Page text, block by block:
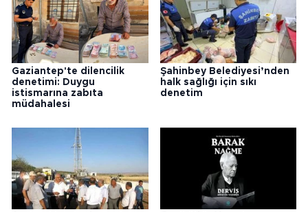
Gaziantep'te dilencilik
denetimi: Duygu
istismarına zabıta
müdahalesi
Şahinbey Belediyesi’nden
halk sağlığı için sıkı
denetim